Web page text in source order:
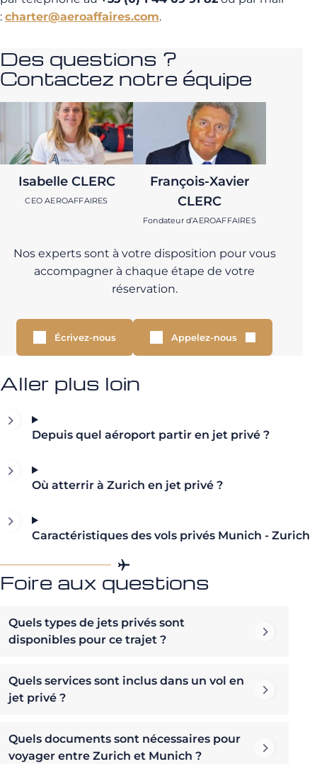
: charter@aeroaffaires.com.
Des questions ?
Contactez notre équipe
Isabelle CLERC
CEO AEROAFFAIRES
François-Xavier
CLERC
Fondateur d’AEROAFFAIRES
Nos experts sont à votre disposition pour vous
accompagner à chaque étape de votre
réservation.
Écrivez-nous Appelez-nous
Aller plus loin
Depuis quel aéroport partir en jet privé ?
Où atterrir à Zurich en jet privé ?
Caractéristiques des vols privés Munich - Zurich
Foire aux questions
Quels types de jets privés sont
disponibles pour ce trajet ?
Quels services sont inclus dans un vol en
jet privé ?
Quels documents sont nécessaires pour
voyager entre Zurich et Munich ?